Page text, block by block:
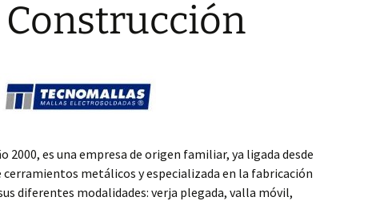
2000, es una empresa de origen familiar, ya ligada desde
cerramientos metálicos y especializada en la fabricación
diferentes modalidades: verja plegada, valla móvil,